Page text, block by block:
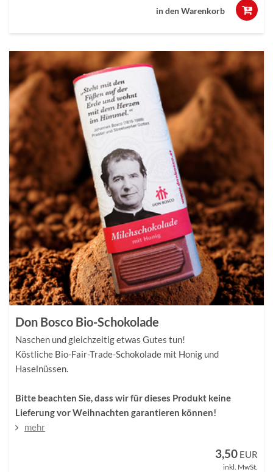
Don Bosco Bio-Schokolade
Naschen und gleichzeitig etwas Gutes tun!
Köstliche Bio-Fair-Trade-Schokolade mit Honig und
Haselnüssen.
Bitte beachten Sie, dass wir für dieses Produkt keine
Lieferung vor Weihnachten garantieren können!
mehr
3,50 EUR
inkl. MwSt.